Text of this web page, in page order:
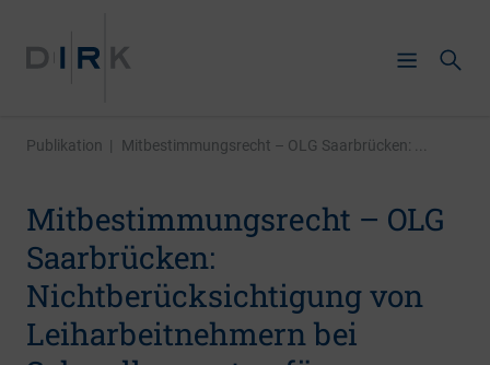
Publikation | Mitbestimmungsrecht – OLG Saarbrücken: ...
Mitbestimmungsrecht – OLG
Saarbrücken:
Nichtberücksichtigung von
Leiharbeitnehmern bei